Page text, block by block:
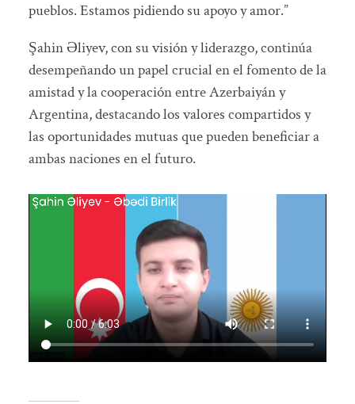
pueblos. Estamos pidiendo su apoyo y amor.”
Şahin Əliyev, con su visión y liderazgo, continúa
desempeñando un papel crucial en el fomento de la
amistad y la cooperación entre Azerbaiyán y
Argentina, destacando los valores compartidos y
las oportunidades mutuas que pueden beneficiar a
ambas naciones en el futuro.